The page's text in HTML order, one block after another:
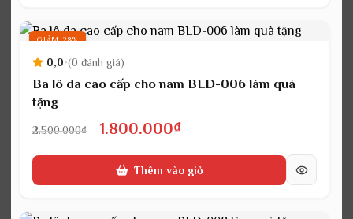
3.200.000₫.
GIẢM 28%
0,0•(0 đánh giá)
Ba lô da cao cấp cho nam BLD-006 làm quà
tặng
2.500.000₫
Giá
gốc
1.800.000₫Giá
hiện
tại
Thêm vào giỏ